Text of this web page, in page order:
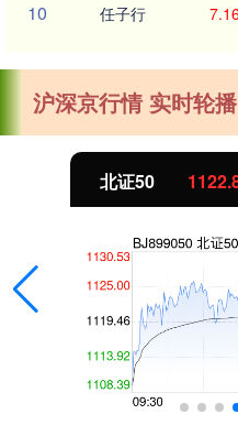
10 任子行
沪深京行情 实时轮播
北证50